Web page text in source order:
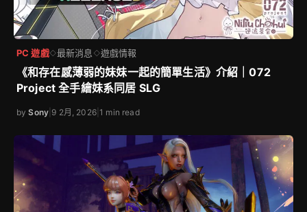
PC 遊戲◇最新消息 ◇遊戲情報
《和存在感薄弱的妹妹一起的簡單生活》介紹｜072
Project 全手繪妹系同居 SLG
bySony 9 2月, 2026|1 min read